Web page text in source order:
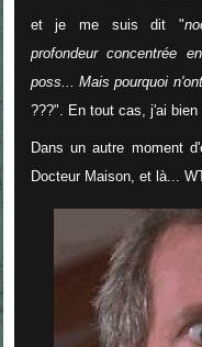
et je me suis dit "
profondeur concentrée
poss... Mais pourquoi
???". En tout cas, j'ai bien
Dans un autre moment
Docteur Maison, et là...